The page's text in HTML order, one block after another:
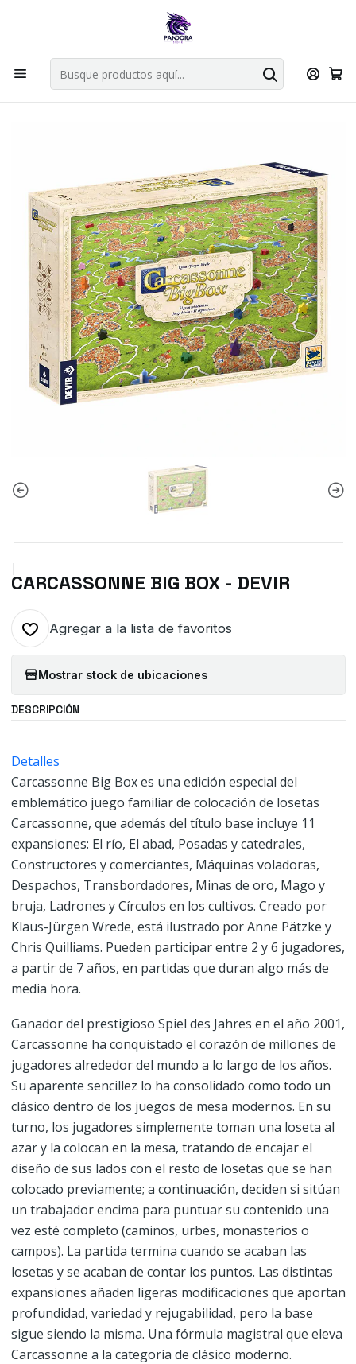
Por compras en cartas singles superiores a 49.990 el envio es
Explorar singles
Inicio Juegos de mesa Familiares
CARCASSONNE BIG BOX - DEVIR
|
CARCASSONNE BIG BOX - DEVIR
Agregar a la lista de favoritos
Mostrar stock de ubicaciones
DESCRIPCIÓN
Detalles
Carcassonne Big Box es una edición especial del
emblemático juego familiar de colocación de losetas
Carcassonne, que además del título base incluye 11
expansiones: El río, El abad, Posadas y catedrales,
Constructores y comerciantes, Máquinas voladoras,
Despachos, Transbordadores, Minas de oro, Mago y
bruja, Ladrones y Círculos en los cultivos. Creado por
Klaus-Jürgen Wrede, está ilustrado por Anne Pätzke y
Chris Quilliams. Pueden participar entre 2 y 6 jugadores,
a partir de 7 años, en partidas que duran algo más de
media hora.
Ganador del prestigioso Spiel des Jahres en el año 2001,
Carcassonne ha conquistado el corazón de millones de
jugadores alrededor del mundo a lo largo de los años.
Su aparente sencillez lo ha consolidado como todo un
clásico dentro de los juegos de mesa modernos. En su
turno, los jugadores simplemente toman una loseta al
azar y la colocan en la mesa, tratando de encajar el
diseño de sus lados con el resto de losetas que se han
colocado previamente; a continuación, deciden si sitúan
un trabajador encima para puntuar su contenido una
vez esté completo (caminos, urbes, monasterios o
campos). La partida termina cuando se acaban las
losetas y se acaban de contar los puntos. Las distintas
expansiones añaden ligeras modificaciones que aportan
profundidad, variedad y rejugabilidad, pero la base
sigue siendo la misma. Una fórmula magistral que eleva
Carcassonne a la categoría de clásico moderno.